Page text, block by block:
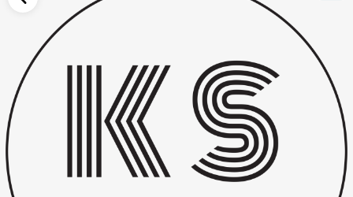
Elektrikli Aksamlar
Elektrikli Süpürge
Fan
Fırın, Ocak ve Aspiratör